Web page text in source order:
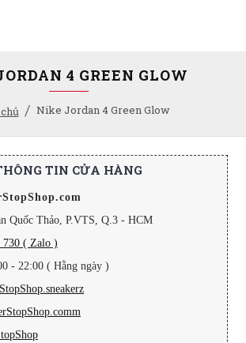
Nike Jordan 4 Green Glow
4 GREEN GLOW
TIN CỬA HÀNG
Quốc Thảo, P.VTS, Q.3 - HCM
730 ( Zalo )
- 22:00 ( Hằng ngày )